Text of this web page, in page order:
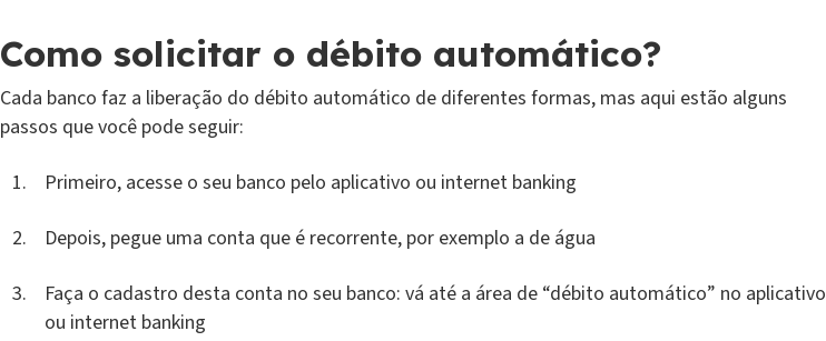
Como solicitar o débito automático?
Cada banco faz a liberação do débito automático de diferentes formas, mas aqui estão alguns
passos que você pode seguir:
Primeiro, acesse o seu banco pelo aplicativo ou internet banking
Depois, pegue uma conta que é recorrente, por exemplo a de água
Faça o cadastro desta conta no seu banco: vá até a área de “débito automático” no aplicativo
ou internet banking